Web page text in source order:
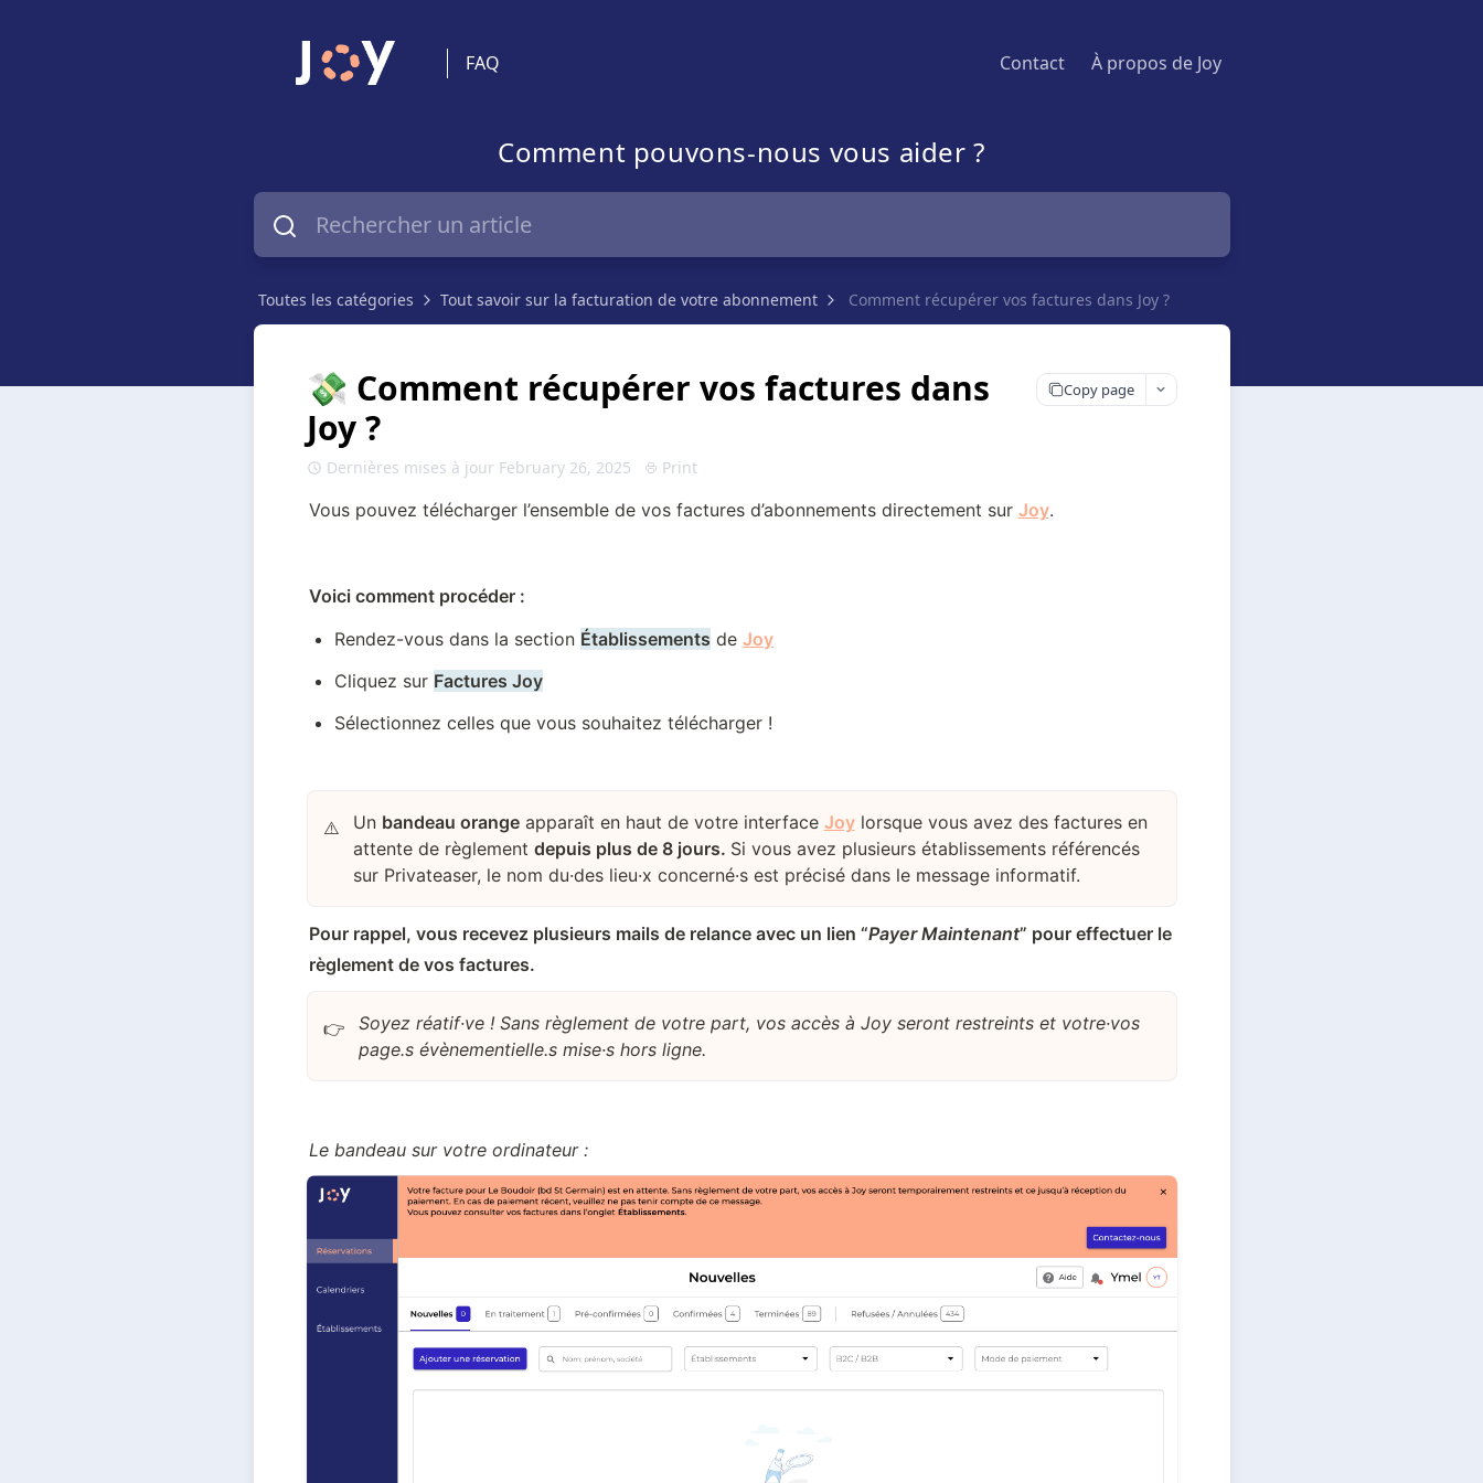
FAQ Contact À propos de Joy
Comment pouvons-nous vous aider ?
Toutes les catégories Tout savoir sur la facturation de votre abonnement Comment récupérer vos factures dans Joy ?
💸 Comment récupérer vos factures dans
Joy ?
Copy page
Dernières mises à jour February 26, 2025 Print
Vous pouvez télécharger l’ensemble de vos factures d’abonnements directement sur Joy.
Voici comment procéder :
Rendez-vous dans la section Établissements de Joy
Cliquez sur Factures Joy
Sélectionnez celles que vous souhaitez télécharger !
⚠️ Un bandeau orangeapparaît en haut de votre interface Joylorsque vous avez des factures en
attente de règlement depuis plus de 8 jours. Si vous avez plusieurs établissements référencés
sur Privateaser, le nom du·des lieu·x concerné·s est précisé dans le message informatif.
Pour rappel, vous recevez plusieurs mails de relance avec un lien “Payer Maintenant” pour effectuer le
règlement de vos factures.
👉
Soyez réatif·ve ! Sans règlement de votre part, vos accès à Joy seront restreints et votre·vos
page.s évènementielle.s mise·s hors ligne.
Le bandeau sur votre ordinateur :